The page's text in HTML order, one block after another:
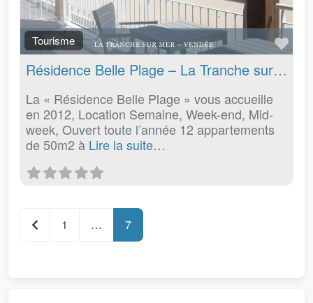
Tourisme
Résidence Belle Plage – La Tranche sur Mer
La « Résidence Belle Plage » vous accueille
en 2012, Location Semaine, Week-end, Mid-
week, Ouvert toute l’année 12 appartements
de 50m2 à Lire la suite…
Posts navigation
Articles plus récents
1 … 7